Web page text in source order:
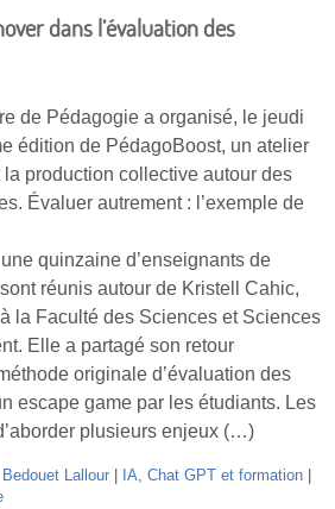
dans l’évaluation des
de Pédagogie a organisé, le jeudi
édition de PédagoBoost, un atelier
la production collective autour des
Évaluer autrement : l’exemple de
quinzaine d’enseignants de
réunis autour de Kristell Cahic,
la Faculté des Sciences et Sciences
Elle a partagé son retour
originale d’évaluation des
escape game par les étudiants. Les
plusieurs enjeux (…)
Lallour
IA, Chat GPT et formation